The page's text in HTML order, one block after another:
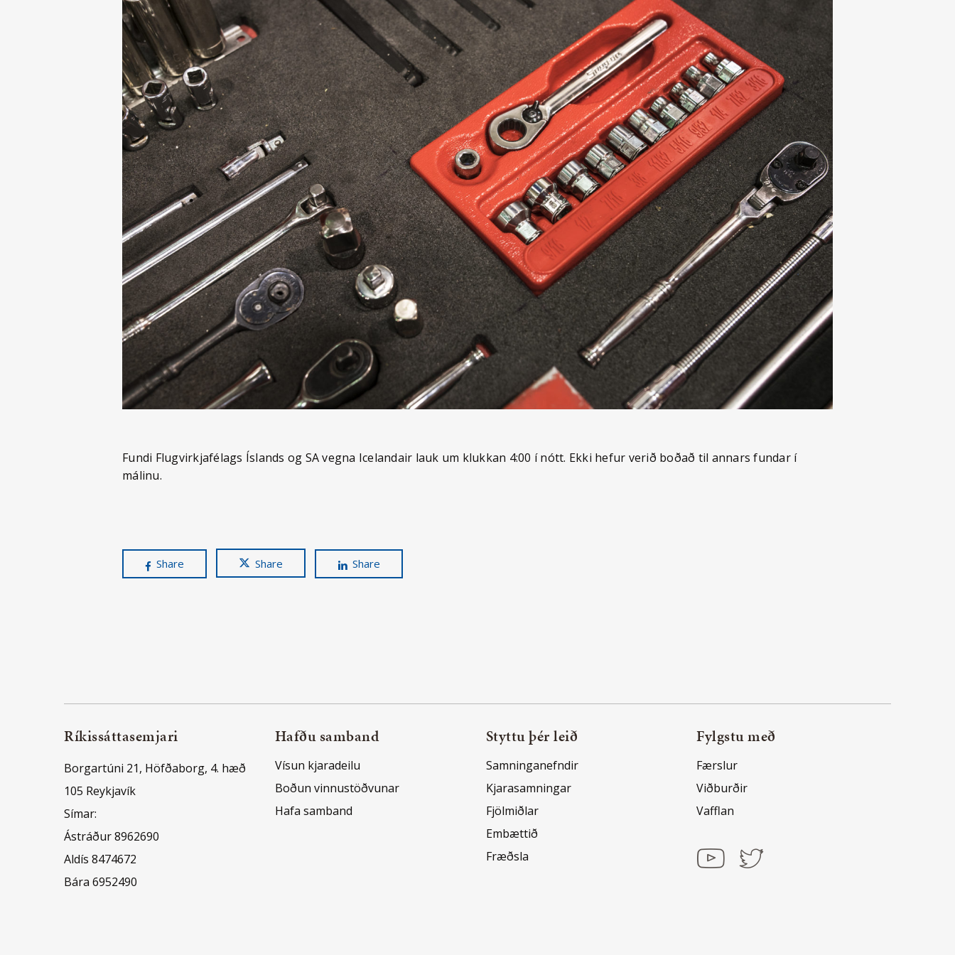
Fundi Flugvirkjafélags Íslands og SA vegna Icelandair lauk um klukkan 4:00 í nótt. Ekki hefur verið boðað til annars fundar í
málinu.
Share Share Share
Ríkissáttasemjari
Borgartúni 21, Höfðaborg, 4. hæð
105 Reykjavík
Símar:
Ástráður 8962690
Aldís 8474672
Bára 6952490
Hafðu samband
Vísun kjaradeilu
Boðun vinnustöðvunar
Hafa samband
Styttu þér leið
Samninganefndir
Kjarasamningar
Fjölmiðlar
Embættið
Fræðsla
Fylgstu með
Færslur
Viðburðir
Vafflan